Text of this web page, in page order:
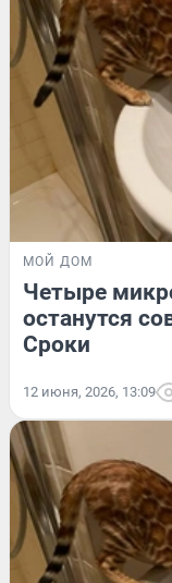
МОЙ ДОМ
Четыре
останутся
Сроки
12 июня, 2026, 13:09